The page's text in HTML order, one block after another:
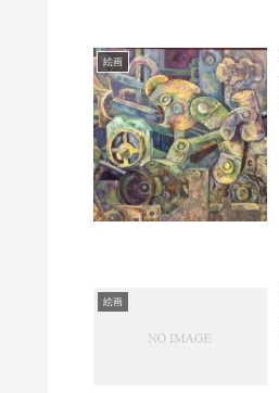
絵画
絵画